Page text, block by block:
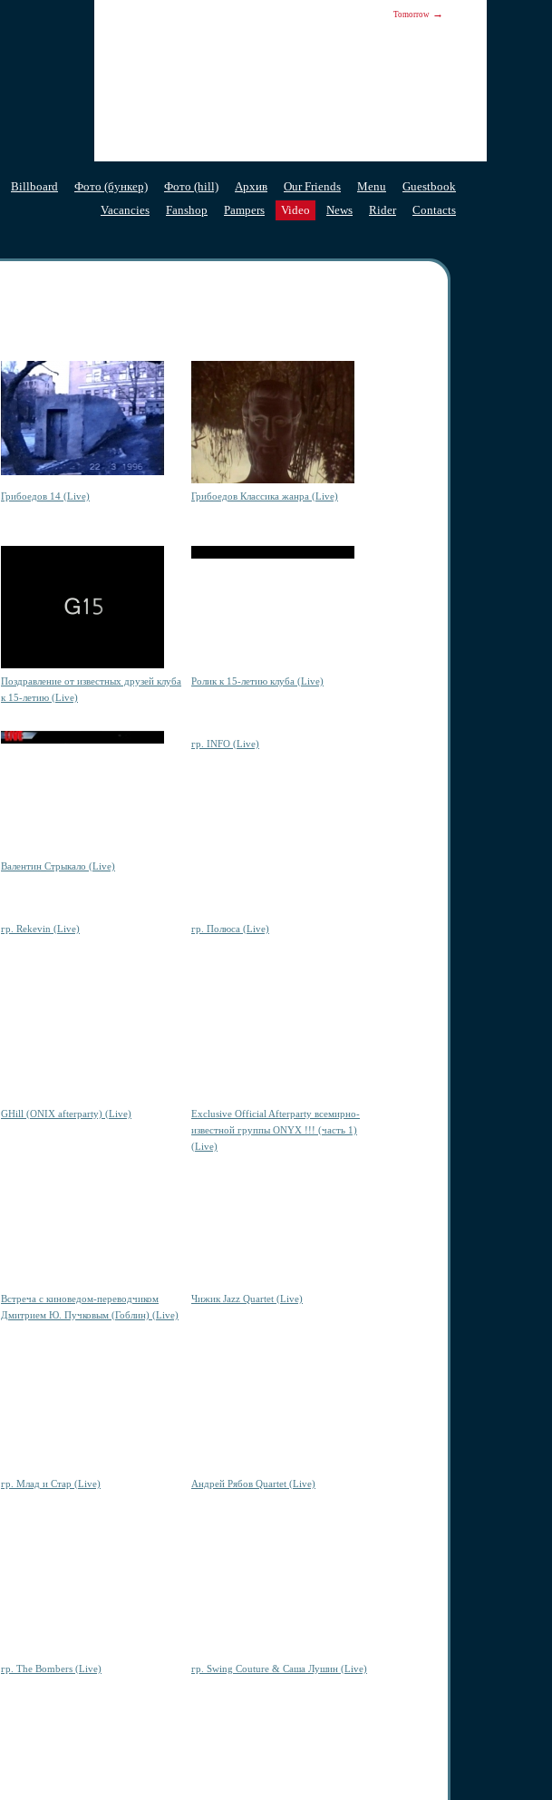
Tomorrow →
Billboard Фото (бункер) Фото (hill) Архив Our Friends Menu
Guestbook
Vacancies
Fanshop Pampers Video News Rider Contacts
Грибоедов 14 (Live) Грибоедов Классика жанра (Live)
Поздравление от известных друзей клуба
к 15-летию (Live)
Ролик к 15-летию клуба (Live)
Валентин Стрыкало (Live)
гр. INFO (Live)
гр. Rekevin (Live) гр. Полюса (Live)
GHill (ONIX afterparty) (Live)
Exclusive Official Afterparty всемирно-
известной группы ONYX !!! (часть 1)
(Live)
Встреча с киноведом-переводчиком
Дмитрием Ю. Пучковым (Гоблин) (Live)
Чижик Jazz Quartet (Live)
гр. Млад и Стар (Live) Андрей Рябов Quartet (Live)
гр. The Bombers (Live) гр. Swing Couture & Саша Лушин (Live)